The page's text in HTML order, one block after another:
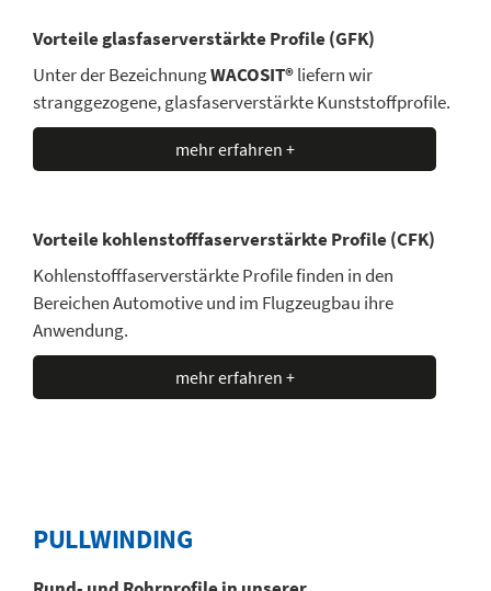
Vorteile glasfaserverstärkte Profile (GFK)
Unter der BezeichnungWACOSIT®liefern wir
stranggezogene, glasfaserverstärkte Kunststoffprofile.
mehr erfahren +
Vorteile kohlenstofffaserverstärkte Profile (CFK)
Kohlenstofffaserverstärkte Profile finden in den
Bereichen Automotive und im Flugzeugbau ihre
Anwendung.
mehr erfahren +
PULL­WINDING